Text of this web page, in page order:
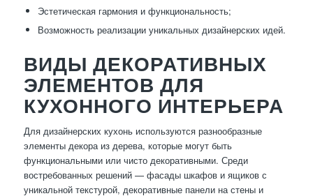
Эстетическая гармония и функциональность;
Возможность реализации уникальных дизайнерских идей.
ВИДЫ ДЕКОРАТИВНЫХ
ЭЛЕМЕНТОВ ДЛЯ
КУХОННОГО ИНТЕРЬЕРА
Для дизайнерских кухонь используются разнообразные
элементы декора из дерева, которые могут быть
функциональными или чисто декоративными. Среди
востребованных решений — фасады шкафов и ящиков с
уникальной текстурой, декоративные панели на стены и